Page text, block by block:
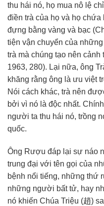
thu hái nó, họ mua nô lệ
điền trà của họ và họ
đựng bằng vàng và bạc
tiện vận chuyển của những
trà mà chúng tạo nên cảnh
1963, 280). Lại nữa, ông
khăng rằng ông là ưu việt
Nói cách khác, trà nên
bởi vì nó là độc nhất. Chính
người ta thu hái nó, trồng
quốc.
Ông Rượu đáp lại sự náo
trung đại với tên gọi của
bệnh nổi tiếng, những thứ
những người bất tử, hay
nó khiến Chúa Triệu (趙)